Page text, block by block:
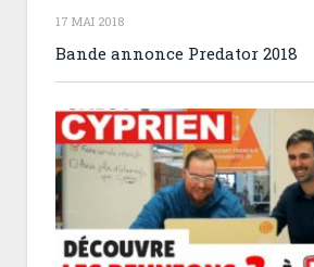
17 MAI 2018
Bande annonce Predator 2018